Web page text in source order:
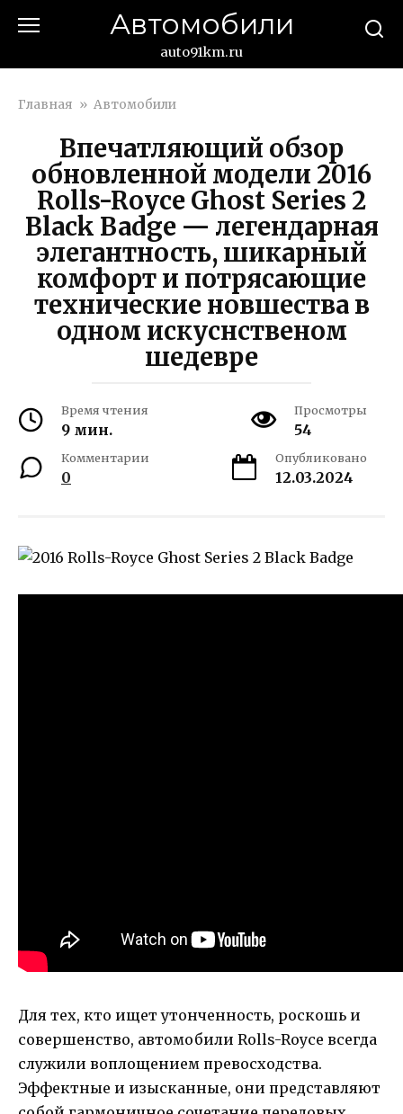
Автомобили
auto91km.ru
Главная » Автомобили
Впечатляющий обзор
обновленной модели 2016
Rolls-Royce Ghost Series 2
Black Badge — легендарная
элегантность, шикарный
комфорт и потрясающие
технические новшества в
одном искуснственом
шедевре
Время чтения
9 мин.
Просмотры
54
Комментарии
0
Опубликовано
12.03.2024
Для тех, кто ищет утонченность, роскошь и
совершенство, автомобили Rolls-Royce всегда
служили воплощением превосходства.
Эффектные и изысканные, они представляют